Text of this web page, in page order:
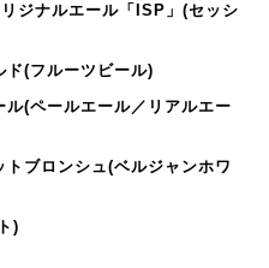
ジナルエール「ISP」(セッシ
(フルーツビール)
(ペールエール／リアルエー
ブロンシュ(ベルジャンホワ
)